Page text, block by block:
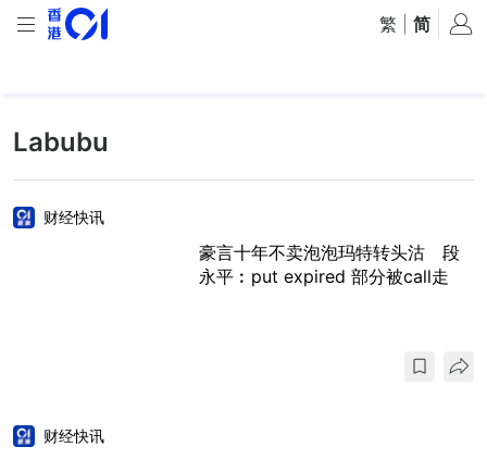
繁 简
Labubu
财经快讯
豪言十年不卖泡泡玛特转头沽 段
永平︰put expired 部分被call走
财经快讯